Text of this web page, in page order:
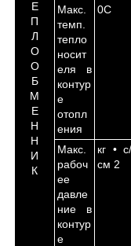
Е
П
Л
О
О
Б
М
Е
Н
Н
И
К
Макс.
темп.
тепло
носит
еля в
контур
е
отопл
ения
0С
Макс.
рабоч
ее
давле
ние в
контур
е
кг • с/
см 2